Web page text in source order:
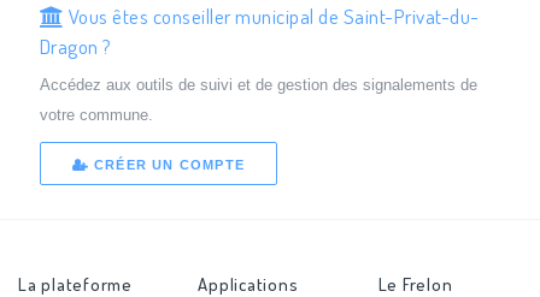
Vous êtes conseiller municipal de Saint-Privat-du-
Dragon ?
Accédez aux outils de suivi et de gestion des signalements de
votre commune.
CRÉER UN COMPTE
La plateforme
Applications
Le Frelon